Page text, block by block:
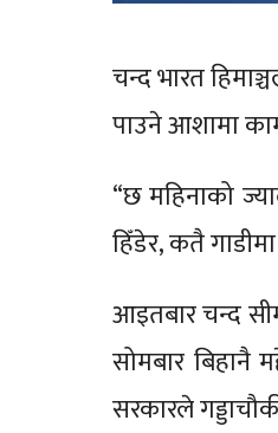
चन्द भारत
पाउने आशामा
“छ महिनाको
हिँडेर, कतै
आइतबार चन्द
सोमबार बिहानै
सरकारले